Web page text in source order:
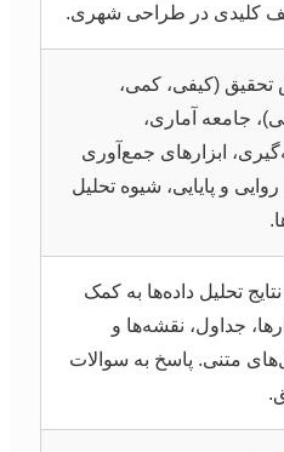
کلیدی در طراحی شهری.
(کیفی، کمی،
جامعه آماری،
ابزارهای جمع‌آوری
روایی و پایایی، شیوه تحلیل
نتایج تحلیل داده‌ها به کمک
جداول، نقشه‌ها و
متنی. پاسخ به سوالات